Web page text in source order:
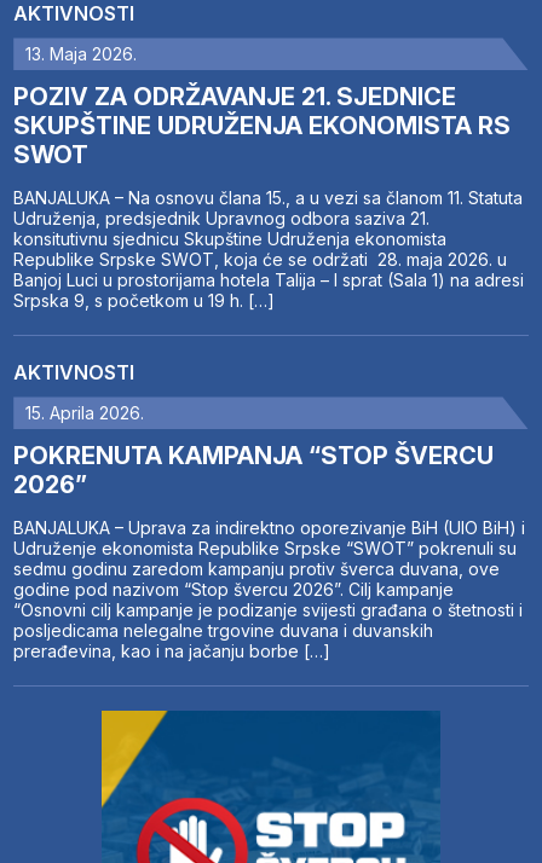
AKTIVNOSTI
13. Maja 2026.
POZIV ZA ODRŽAVANJE 21. SJEDNICE
SKUPŠTINE UDRUŽENJA EKONOMISTA RS
SWOT
BANJALUKA – Na osnovu člana 15., a u vezi sa članom 11. Statuta
Udruženja, predsjednik Upravnog odbora saziva 21.
konsitutivnu sjednicu Skupštine Udruženja ekonomista
Republike Srpske SWOT, koja će se održati 28. maja 2026. u
Banjoj Luci u prostorijama hotela Talija – I sprat (Sala 1) na adresi
Srpska 9, s početkom u 19 h. […]
AKTIVNOSTI
15. Aprila 2026.
POKRENUTA KAMPANJA “STOP ŠVERCU
2026”
BANJALUKA – Uprava za indirektno oporezivanje BiH (UIO BiH) i
Udruženje ekonomista Republike Srpske “SWOT” pokrenuli su
sedmu godinu zaredom kampanju protiv šverca duvana, ove
godine pod nazivom “Stop švercu 2026”. Cilj kampanje
“Osnovni cilj kampanje je podizanje svijesti građana o štetnosti i
posljedicama nelegalne trgovine duvana i duvanskih
prerađevina, kao i na jačanju borbe […]